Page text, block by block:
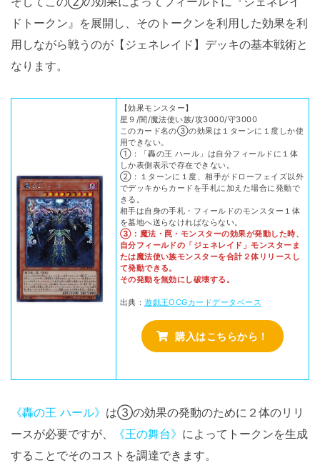
ドトークン』を展開し、そのトークンを利用した効果を利
用しながら戦うのが【ジェネレイド】デッキの基本戦術と
なります。
【効果モンスター】
星９/闇/魔法使い族/攻3000/守3000
このカード名の③の効果は１ターンに１度しか使
用できない。
①：「轟の王 ハール」は自分フィールドに１体
しか表側表示で存在できない。
②：１ターンに１度、相手がドローフェイズ以外
でデッキからカードを手札に加えた場合に発動で
きる。
相手は自身の手札・フィールドのモンスター１体
を墓地へ送らなければならない。
③：魔法・罠・モンスターの効果が発動した時、
自分フィールドの「ジェネレイド」モンスターま
たは魔法使い族モンスターを合計２体リリースし
て発動できる。
その発動を無効にし破壊する。
出典：遊戯王OCGカードデータベース
購入はこちらから！
《轟の王 ハール》 は③の効果の発動のために２体のリリ
ースが必要ですが、
《王の舞台》 によってトークンを生成
することでそのコストを調達できます。